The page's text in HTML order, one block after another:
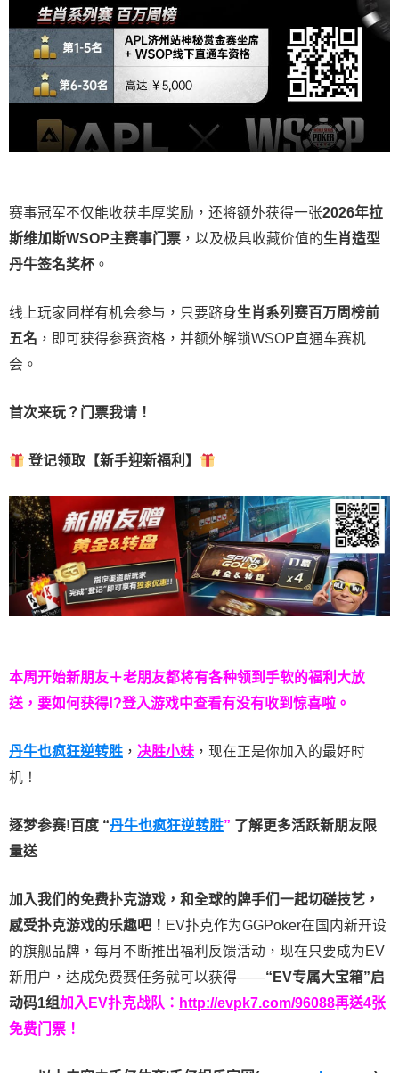
赛事冠军不仅能收获丰厚奖励，还将额外获得一张2026年拉
斯维加斯WSOP主赛事门票 ，以及极具收藏价值的生肖造型
丹牛签名奖杯 。
线上玩家同样有机会参与，只要跻身生肖系列赛百万周榜前
五名 ，即可获得参赛资格，并额外解锁WSOP直通车赛机
会。
首次来玩？门票我请！
登记领取【新手迎新福利】
本周开始新朋友＋老朋友都将有各种领到手软的福利大放
送，要如何获得!?登入游戏中查看有没有收到惊喜啦。
丹牛也疯狂逆转胜 ， 决胜小妹 ，现在正是你加入的最好时
机！
逐梦参赛!百度 “丹牛也疯狂逆转胜” 了解更多活跃新朋友限
量送
加入我们的免费扑克游戏，和全球的牌手们一起切磋技艺，
感受扑克游戏的乐趣吧！ EV扑克作为GGPoker在国内新开设
的旗舰品牌，每月不断推出福利反馈活动，现在只要成为EV
新用户，达成免费赛任务就可以获得——“EV专属大宝箱”启
动码1组加入EV扑克战队： http://evpk7.com/96088再送4张
免费门票！